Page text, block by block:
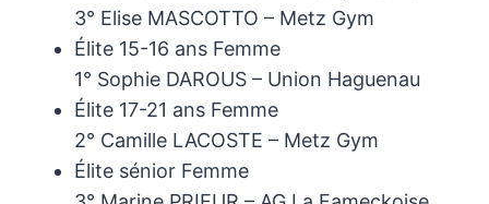
3° Elise MASCOTTO – Metz Gym
Élite 15-16 ans Femme
1° Sophie DAROUS – Union Haguenau
Élite 17-21 ans Femme
2° Camille LACOSTE – Metz Gym
Élite sénior Femme